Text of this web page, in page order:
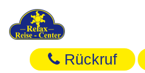
Rückruf